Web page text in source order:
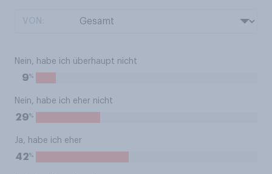
Nein, habe ich überhaupt nicht
9%
Nein, habe ich eher nicht
29%
Ja, habe ich eher
42%